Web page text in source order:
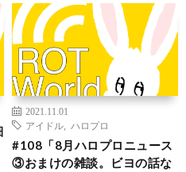
2021.11.01
アイドル
ハロプロ
#108「8月ハロプロニュース
③おまけの雑談。ビヨの話な